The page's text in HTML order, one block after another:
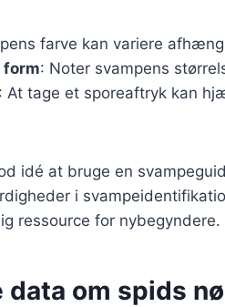
farve kan variere
form: Noter svampens
: At tage et sporeaftryk kan
idé at bruge en
i
ressource for nybegyndere.
om spids